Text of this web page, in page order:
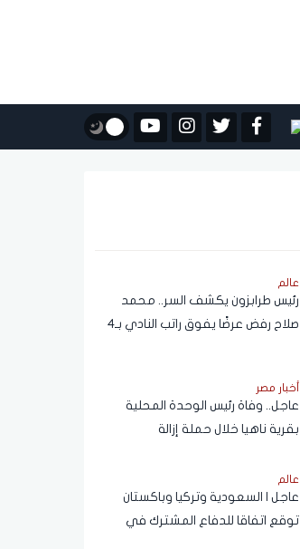
عالم
رئيس طرابزون يكشف السر.. محمد
صلاح رفض عرضًا يفوق راتب النادي بـ4
أخبار مصر
عاجل.. وفاة رئيس الوحدة المحلية
بقرية ناهيا خلال حملة إزالة
عالم
عاجل | السعودية وتركيا وباكستان
توقع اتفاقا للدفاع المشترك في